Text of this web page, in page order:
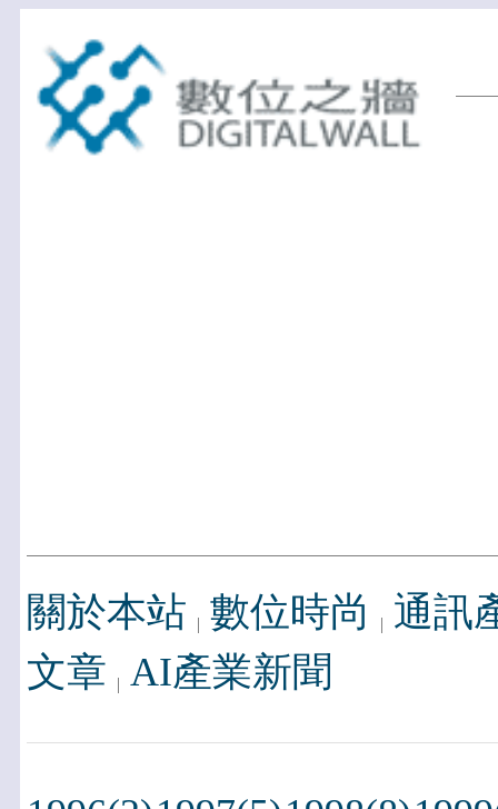
關於本站 數位時尚
通訊
文章 AI產業新聞